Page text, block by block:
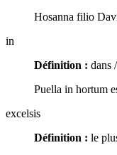
Hosanna filio
in
Définition : dans
Puella in hortum
excelsis
Définition : le